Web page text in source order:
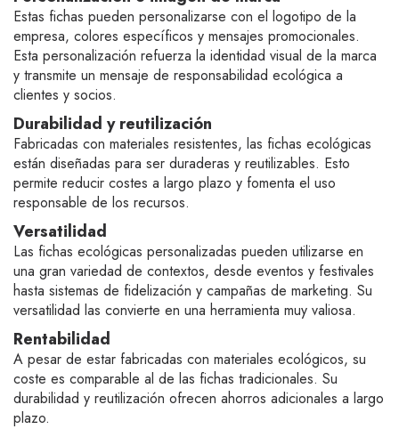
Estas fichas pueden personalizarse con el logotipo de la
empresa, colores específicos y mensajes promocionales.
Esta personalización refuerza la identidad visual de la marca
y transmite un mensaje de responsabilidad ecológica a
clientes y socios.
Durabilidad y reutilización
Fabricadas con materiales resistentes, las fichas ecológicas
están diseñadas para ser duraderas y reutilizables. Esto
permite reducir costes a largo plazo y fomenta el uso
responsable de los recursos.
Versatilidad
Las fichas ecológicas personalizadas pueden utilizarse en
una gran variedad de contextos, desde eventos y festivales
hasta sistemas de fidelización y campañas de marketing. Su
versatilidad las convierte en una herramienta muy valiosa.
Rentabilidad
A pesar de estar fabricadas con materiales ecológicos, su
coste es comparable al de las fichas tradicionales. Su
durabilidad y reutilización ofrecen ahorros adicionales a largo
plazo.